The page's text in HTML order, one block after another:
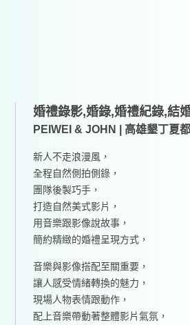
婚禮錄影,婚錄,婚禮紀錄,結
PEIWEI & JOHN | 高雄墾丁夏都
新人不走浪漫風，
全程自然側拍側錄，
團隊後製巧手，
打造自然美式影片，
用音樂跟影像說故事，
簡約精緻的婚禮呈現方式，
音樂與影像搭配至關重要，
讓人感受情緒轉換的魅力，
現場人物表情跟動作，
配上音樂帶動著整體影片氣氛，